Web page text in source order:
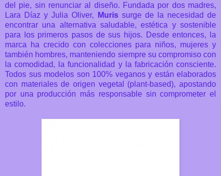
del pie, sin renunciar al diseño. Fundada por dos madres,
Lara Díaz y Julia Oliver,
Muris surge de la necesidad de
encontrar una alternativa saludable, estética y sostenible
para los primeros pasos de sus hijos.
Desde entonces, la
marca ha crecido con colecciones para niños, mujeres y
también hombres, manteniendo siempre su compromiso con
la comodidad, la funcionalidad y la fabricación consciente.
Todos sus modelos son 100% veganos y están elaborados
con materiales de origen vegetal (plant-based), apostando
por una producción más responsable sin comprometer el
estilo.